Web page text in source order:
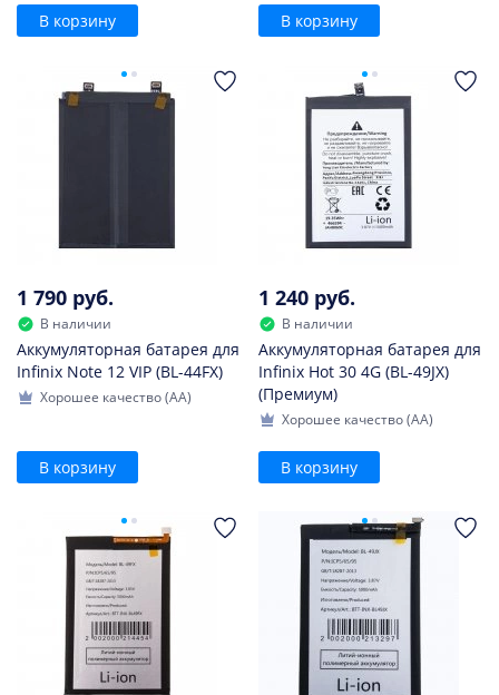
В корзину В корзину
1 790 руб.
В наличии
Аккумуляторная батарея для
Infinix Note 12 VIP (BL-44FX)
Хорошее качество (AA)
В корзину
1 240 руб.
В наличии
Аккумуляторная батарея для
Infinix Hot 30 4G (BL-49JX)
(Премиум)
Хорошее качество (AA)
В корзину